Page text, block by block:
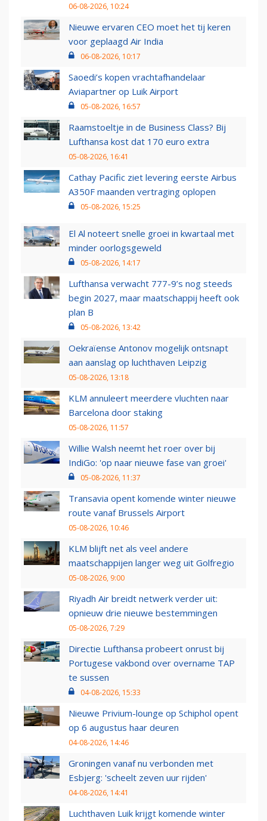
06-08-2026, 10:24
Nieuwe ervaren CEO moet het tij keren
voor geplaagd Air India
06-08-2026, 10:17
Saoedi’s kopen vrachtafhandelaar
Aviapartner op Luik Airport
05-08-2026, 16:57
Raamstoeltje in de Business Class? Bij
Lufthansa kost dat 170 euro extra
05-08-2026, 16:41
Cathay Pacific ziet levering eerste Airbus
A350F maanden vertraging oplopen
05-08-2026, 15:25
El Al noteert snelle groei in kwartaal met
minder oorlogsgeweld
05-08-2026, 14:17
Lufthansa verwacht 777-9’s nog steeds
begin 2027, maar maatschappij heeft ook
plan B
05-08-2026, 13:42
Oekraïense Antonov mogelijk ontsnapt
aan aanslag op luchthaven Leipzig
05-08-2026, 13:18
KLM annuleert meerdere vluchten naar
Barcelona door staking
05-08-2026, 11:57
Willie Walsh neemt het roer over bij
IndiGo: 'op naar nieuwe fase van groei'
05-08-2026, 11:37
Transavia opent komende winter nieuwe
route vanaf Brussels Airport
05-08-2026, 10:46
KLM blijft net als veel andere
maatschappijen langer weg uit Golfregio
05-08-2026, 9:00
Riyadh Air breidt netwerk verder uit:
opnieuw drie nieuwe bestemmingen
05-08-2026, 7:29
Directie Lufthansa probeert onrust bij
Portugese vakbond over overname TAP
te sussen
04-08-2026, 15:33
Nieuwe Privium-lounge op Schiphol opent
op 6 augustus haar deuren
04-08-2026, 14:46
Groningen vanaf nu verbonden met
Esbjerg: 'scheelt zeven uur rijden'
04-08-2026, 14:41
Luchthaven Luik krijgt komende winter